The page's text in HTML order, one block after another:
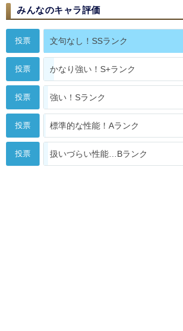
みんなのキャラ評価
投票 文句なし！SSランク
投票 かなり強い！S+ランク
投票 強い！Sランク
投票 標準的な性能！Aランク
投票 扱いづらい性能…Bランク